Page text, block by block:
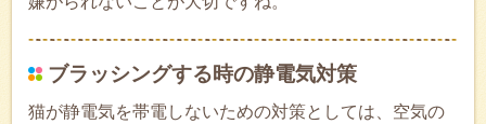
ブラッシングする時の静電気対策
猫が静電気を帯電しないための対策としては、空気の